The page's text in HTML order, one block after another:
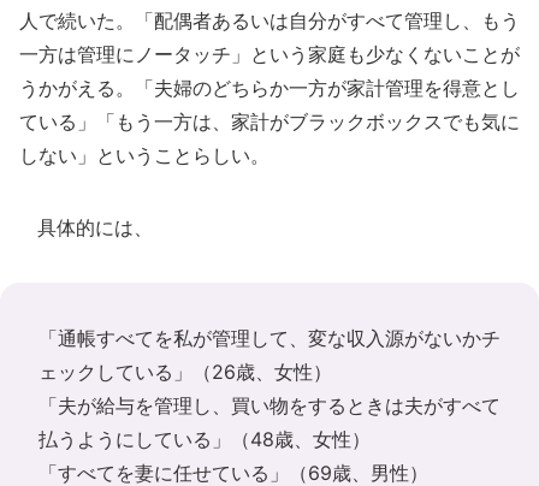
人で続いた。「配偶者あるいは自分がすべて管理し、もう
一方は管理にノータッチ」という家庭も少なくないことが
うかがえる。「夫婦のどちらか一方が家計管理を得意とし
ている」「もう一方は、家計がブラックボックスでも気に
しない」ということらしい。
具体的には、
「通帳すべてを私が管理して、変な収入源がないかチ
ェックしている」（26歳、女性）
「夫が給与を管理し、買い物をするときは夫がすべて
払うようにしている」（48歳、女性）
「すべてを妻に任せている」（69歳、男性）